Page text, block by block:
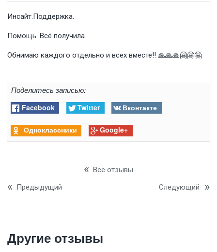
Инсайт.Поддержка.
Помощь. Всё получила.
Обнимаю каждого отдельно и всех вместе!! 🙏🙏🙏🤗🤗🤗
Поделитесь записью:
Facebook Twitter Вконтакте
Одноклассники Google+
Все отзывы
Предыдущий
Следующий
Другие отзывы